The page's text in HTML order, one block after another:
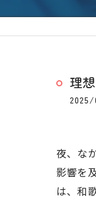
理
夜、な
影響を
は、和